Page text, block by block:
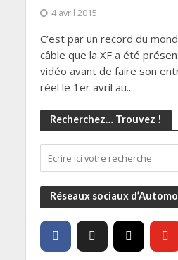
4 avril 2015
C’est par un record du
câble que la XF a été
vidéo avant de faire son
réel le 1er avril au...
Recherchez… Trouvez !
Réseaux sociaux